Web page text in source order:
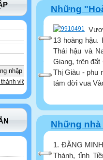
viên
Những
13 hoàng hậu.
Thái hậu và
Giang, trên
Thị Giàu - phu
tám đời vua
Những
1. ĐẶNG
Thành, tỉnh